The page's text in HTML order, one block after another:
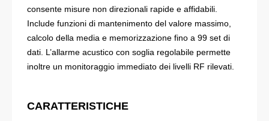
consente misure non direzionali rapide e affidabili.
Include funzioni di mantenimento del valore massimo,
calcolo della media e memorizzazione fino a 99 set di
dati. L’allarme acustico con soglia regolabile permette
inoltre un monitoraggio immediato dei livelli RF rilevati.
CARATTERISTICHE